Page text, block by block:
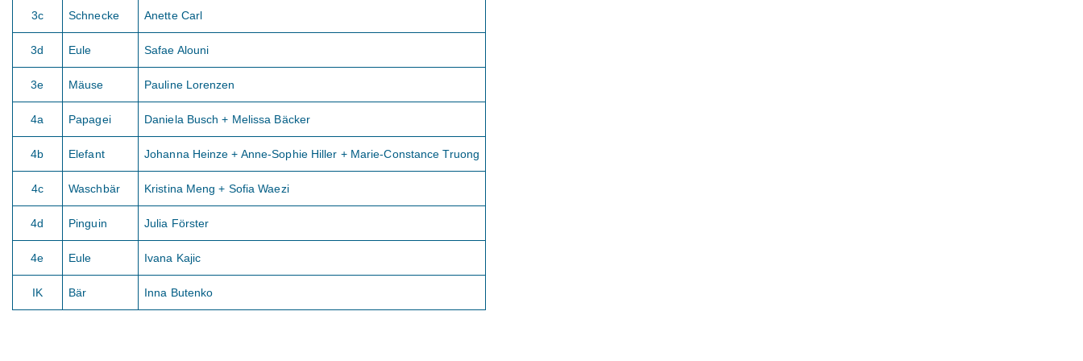
3c Schnecke Anette Carl
3d Eule Safae Alouni
3e Mäuse Pauline Lorenzen
4a Papagei Daniela Busch + Melissa Bäcker
4b Elefant Johanna Heinze + Anne-Sophie Hiller + Marie-Constance Truong
4c Waschbär Kristina Meng + Sofia Waezi
4d Pinguin Julia Förster
4e Eule Ivana Kajic
IK Bär Inna Butenko